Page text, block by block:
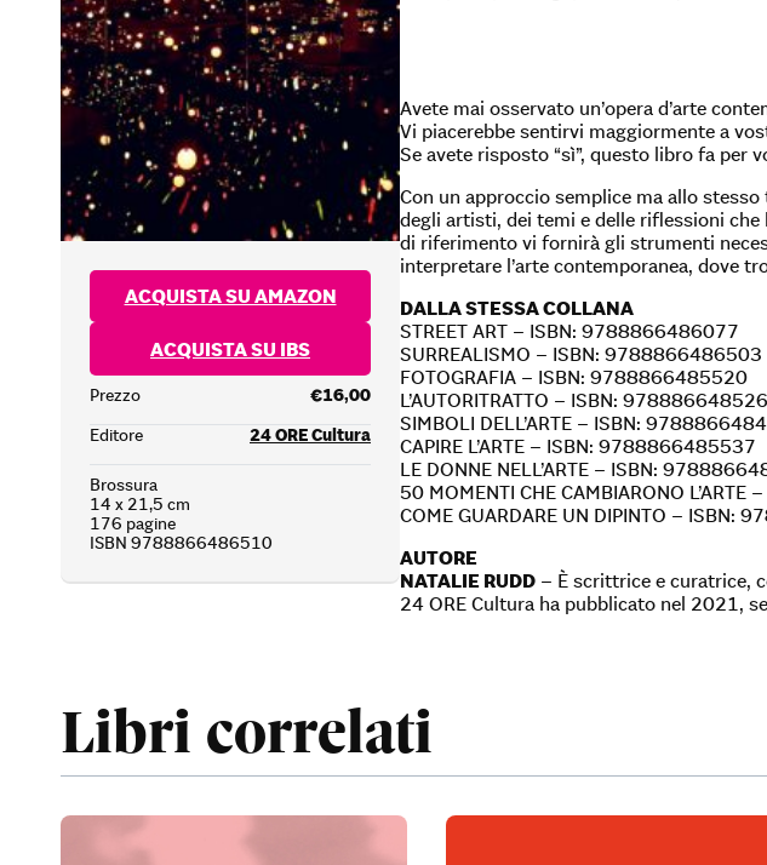
ACQUISTA SU AMAZON
ACQUISTA SU IBS
Prezzo
€16,00
Editore
24 ORE Cultura
Brossura
14 x 21,5 cm
176 pagine
ISBN 9788866486510
Avete mai osservato un’opera d’arte
Vi piacerebbe sentirvi maggiormente a
Se avete risposto “sì”, questo libro fa per
Con un approccio semplice ma allo
degli artisti, dei temi e delle riflessioni
di riferimento vi fornirà gli strumenti
interpretare l’arte contemporanea, dove
DALLA STESSA COLLANA
STREET ART – ISBN: 9788866486077
SURREALISMO – ISBN: 9788866486503
FOTOGRAFIA – ISBN: 9788866485520
L’AUTORITRATTO – ISBN:
SIMBOLI DELL’ARTE – ISBN:
CAPIRE L’ARTE – ISBN: 9788866485537
LE DONNE NELL’ARTE – ISBN:
50 MOMENTI CHE CAMBIARONO
COME GUARDARE UN DIPINTO – ISBN:
AUTORE
NATALIE RUDD – È scrittrice e curatrice,
24 ORE Cultura ha pubblicato nel 2021,
Libri correlati